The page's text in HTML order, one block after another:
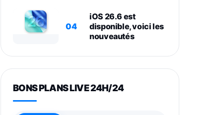
04
iOS 26.6 est
disponible, voici les
nouveautés
BONS PLANS LIVE 24H/24